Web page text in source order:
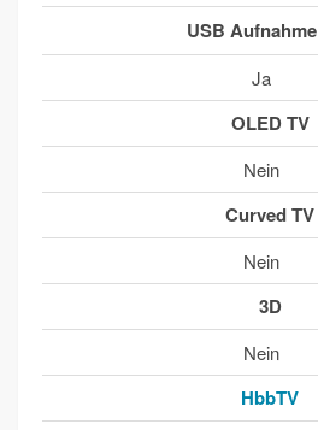
USB Aufnahme
Ja
OLED TV
Nein
Curved TV
Nein
3D
Nein
HbbTV